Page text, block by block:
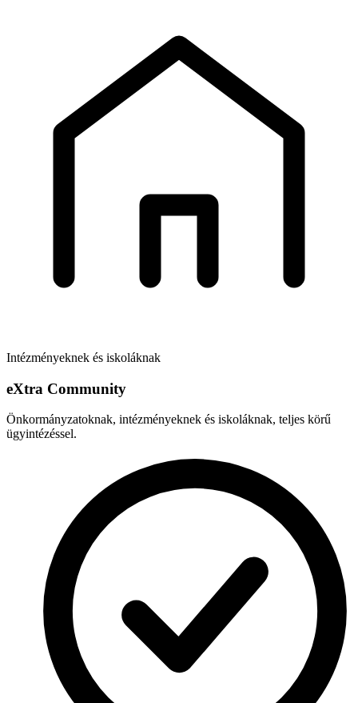
Intézményeknek és iskoláknak
eXtra Community
Önkormányzatoknak, intézményeknek és iskoláknak, teljes körű
ügyintézéssel.